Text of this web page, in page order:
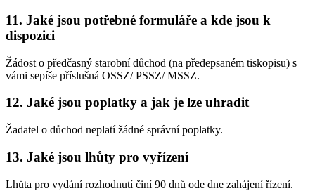
11. Jaké jsou potřebné formuláře a kde jsou k
dispozici
Žádost o předčasný starobní důchod (na předepsaném tiskopisu) s
vámi sepíše příslušná OSSZ/ PSSZ/ MSSZ.
12. Jaké jsou poplatky a jak je lze uhradit
Žadatel o důchod neplatí žádné správní poplatky.
13. Jaké jsou lhůty pro vyřízení
Lhůta pro vydání rozhodnutí činí 90 dnů ode dne zahájení řízení.